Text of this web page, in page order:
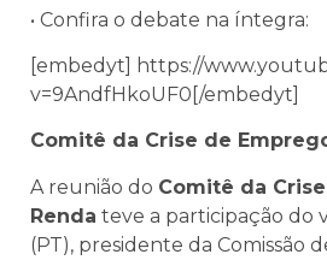
• Confira o debate na íntegra:
[embedyt] https://
v=9AndfHkoUF0[/embedyt]
Comitê da Crise de
A reunião do Comitê da
Renda teve a participação do
(PT), presidente da Comissão